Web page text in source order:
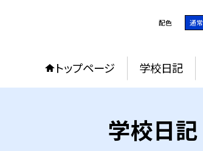
配色 通常
トップページ 学校日記
学校日記